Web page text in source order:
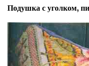
Подушка с уголком,